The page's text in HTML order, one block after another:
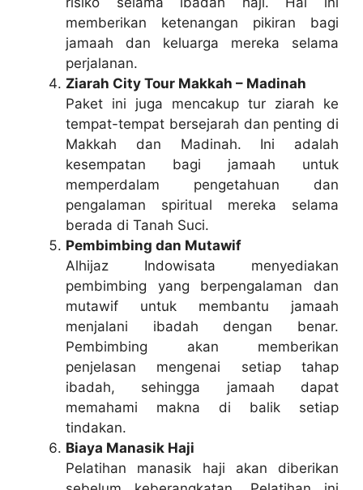
memberikan ketenangan pikiran bagi
jamaah dan keluarga mereka selama
perjalanan.
Ziarah City Tour Makkah – Madinah
Paket ini juga mencakup tur ziarah ke
tempat-tempat bersejarah dan penting di
Makkah dan Madinah. Ini adalah
kesempatan bagi jamaah untuk
memperdalam pengetahuan dan
pengalaman spiritual mereka selama
berada di Tanah Suci.
Pembimbing dan Mutawif
Alhijaz Indowisata menyediakan
pembimbing yang berpengalaman dan
mutawif untuk membantu jamaah
menjalani ibadah dengan benar.
Pembimbing akan memberikan
penjelasan mengenai setiap tahap
ibadah, sehingga jamaah dapat
memahami makna di balik setiap
tindakan.
Biaya Manasik Haji
Pelatihan manasik haji akan diberikan